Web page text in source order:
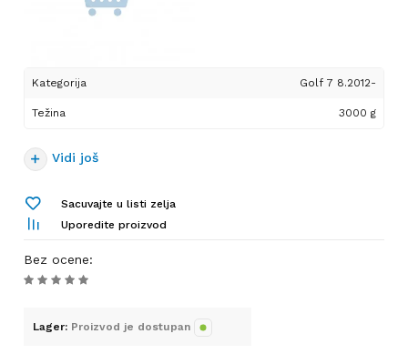
Kategorija Golf 7 8.2012-
Težina 3000 g
Vidi još
Sacuvajte u listi zelja
Uporedite proizvod
Bez ocene:
Lager: Proizvod je dostupan